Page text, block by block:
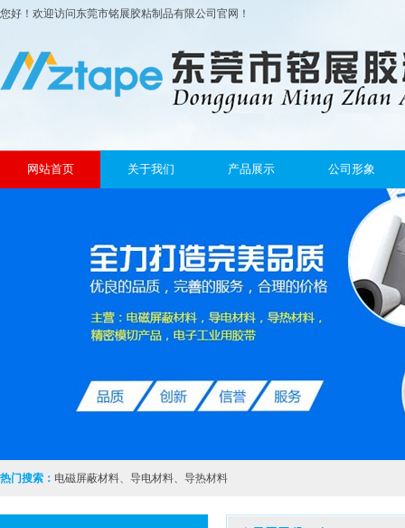
您好！欢迎访问东莞市铭展胶粘制品有限公司官网！
网站首页 关于我们 产品展示 公司形象
热门搜索： 电磁屏蔽材料、 导电材料、 导热材料